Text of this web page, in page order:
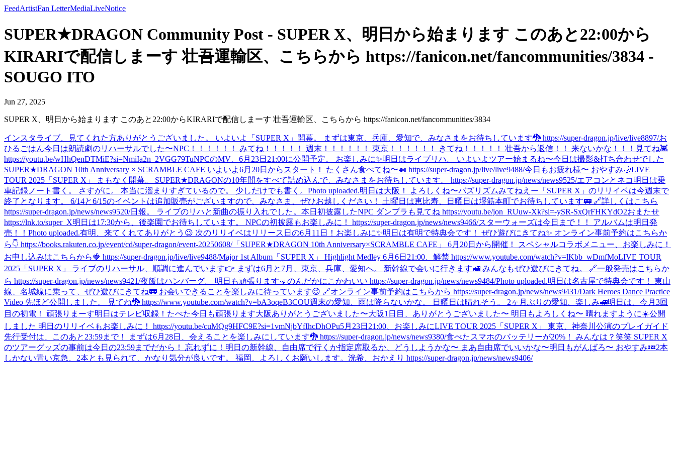
FeedArtistFan LetterMediaLiveNotice
SUPER★DRAGON Community Post - SUPER X、明日から始まります このあと22:00から
KIRARIで配信しまーす 壮吾運輸区、こちらから https://fanicon.net/fancommunities/3834 -
SOUGO ITO
Jun 27, 2025
SUPER X、明日から始まります このあと22:00からKIRARIで配信しまーす 壮吾運輸区、こちらから https://fanicon.net/fancommunities/3834
インスタライブ、見てくれた方ありがとうございました。 いよいよ「SUPER X」開幕。 まずは東京、兵庫、愛知で、みなさまをお待ちしています🐉 https://super-dragon.jp/live/live8897/お
ひるごはん今日は朗読劇のリハーサルでした〜NPC！！！！！！ みてね！！！！！ 週末！！！！！！ 東京！！！！！！ きてね！！！！！ 壮吾から返信！！ 来ないかな！！！ 見てね👾
https://youtu.be/wHhQenDTMiE?si=NmiIa2n_2VGG79TuNPCのMV、6月23日21:00に公開予定。 お楽しみに✨明日はライブリハ。 いよいよツアー始まるね〜今日は撮影&打ち合わせでした
SUPER★DRAGON 10th Anniversary × SCRAMBLE CAFE いよいよ6月20日からスタート！ たくさん食べてね〜🍛 https://super-dragon.jp/live/live9488/今日もお疲れ様〜 おやすみ🌙LIVE
TOUR 2025「SUPER X」 まもなく開幕。 SUPER★DRAGONの10年間をすべて詰め込んで、みなさまをお待ちしています。 https://super-dragon.jp/news/news9525/エアコンとネコ 明日は乗
車記録ノート書く。 さすがに。 本当に溜まりすぎているので。 少しだけでも書く。 Photo uploaded.明日は大阪！ よろしくね〜バズリズムみてねえー 「SUPER X」のリリイベは今週末で
終了となります。 6/14と6/15のイベントは追加販売がございますので、みなさま、ぜひお越しください！ 土曜日は恵比寿、日曜日は堺筋本町でお待ちしています🚃 🔗詳しくはこちら
https://super-dragon.jp/news/news9520/日報。 ライブのリハと新曲の振り入れでした。 本日初披露したNPC ダンプラも見てね https://youtu.be/jon_RUuw-Xk?si=-ySR-SxQrFHKYdO2おまたせ
https://lnk.to/super_X明日は17:30から、後楽園でお待ちしています。 NPCの初披露もお楽しみに！ https://super-dragon.jp/news/news9466/スターウォーズは今日まで！！ アルバムは明日発
売！！ Photo uploaded.有明、来てくれてありがとう😉 次のリリイベはリリース日の6月11日！お楽しみに✨明日は有明で特典会です！ ぜひ遊びにきてね✨ オンライン事前予約はこちらか
ら👇 https://books.rakuten.co.jp/event/cd/super-dragon/event-20250608/「SUPER★DRAGON 10th Anniversary×SCRAMBLE CAFE」 6月20日から開催！ スペシャルコラボメニュー、お楽しみに！
お申し込みはこちらから🍓 https://super-dragon.jp/live/live9488/Major 1st Album「SUPER X」 Highlight Medley 6月6日21:00、解禁 https://www.youtube.com/watch?v=lKbb_wDmfMoLIVE TOUR
2025「SUPER X」 ライブのリハーサル、順調に進んでいます👉 まずは6月と7月、東京、兵庫、愛知へ。 新幹線で会いに行きます🚅 みんなもぜひ遊びにきてね。 🔗一般発売はこちらか
ら https://super-dragon.jp/news/news9421/夜飯はハンバーグ。 明日も頑張ります🤜 のんだかにこかわいい https://super-dragon.jp/news/news9484/Photo uploaded.明日は名古屋で特典会です！ 東山
線、名城線に乗って、ぜひ遊びにきてね🚃 お会いできることを楽しみに待っています😉 🔗オンライン事前予約はこちらから https://super-dragon.jp/news/news9431/Dark Heroes Dance Practice
Video 先ほど公開しました。 見てね🐉 https://www.youtube.com/watch?v=bA3oqeB3COU週末の愛知、雨は降らないかな。 日曜日は晴れそう。 2ヶ月ぶりの愛知、楽しみ🚅明日は、今月3回
目の初電！ 頑張りまーす明日はテレビ収録！ たべた今日も頑張ります大阪ありがとうございました〜大阪1日目、ありがとうございました〜 明日もよろしくね〜 晴れますように☀️公開
しました 明日のリリイベもお楽しみに！ https://youtu.be/cuMQg9HFC9E?si=1vmNjbYfIhcDhOPu5月23日21:00、お楽しみにLIVE TOUR 2025「SUPER X」 東京、神奈川公演のプレイガイド
先行受付は、このあと23:59まで！ まずは6月28日、会えることを楽しみにしています🐉 https://super-dragon.jp/news/news9380/食べた スマホのバッテリーが20%！ みんなは？笑笑 SUPER X
のツアーグッズの事前は今日の23:59までだから！ 忘れずに！ 明日の新幹線、自由席で行くか指定席取るか、どうしようかな〜 まあ自由席でいいかな〜明日もがんばろ〜 おやすみ💤2本
しかない青い京急、2本とも見られて、かなり気分が良いです。 福岡、よろしくお願いします。 洸希、おかえり https://super-dragon.jp/news/news9406/